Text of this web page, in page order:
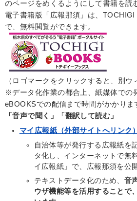
のページをめくるようにして書籍を読
電子書籍版「広報那須」は、
で、無料閲覧ができます。
（ロゴマークをクリックすると、別ウ
※データ化作業の都合上、紙媒体での
eBOOKSでの配信まで時間がかかりま
「音声で聞く」「翻訳して読む」
マイ広報紙（外部サイトへリンク）
自治体等が発行する広報紙を
タ化し、インターネットで無
イ広報紙」で、広報那須を公
テキストデータ化のため、 音
ウザ機能等を活用することで